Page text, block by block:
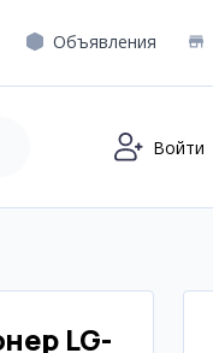
Объявления
Войти
LG-